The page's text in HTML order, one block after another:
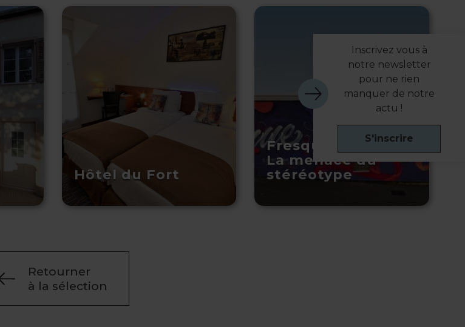
Hôtel du Fort
Fresque murale :
La menace du
stéréotype
Retourner
à la sélection
Inscrivez vous à
notre newsletter
pour ne rien
manquer de notre
actu !
S'inscrire